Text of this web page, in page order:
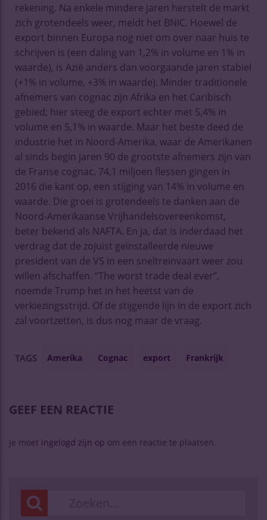
rekening. Na enkele mindere jaren herstelt de markt
zich grotendeels weer, meldt het BNIC. Hoewel de
export binnen Europa nog niet om over naar huis te
schrijven is (een daling van 1,2% in volume en 1% in
waarde), is Azië anders dan voorgaande jaren stabiel
(+1% in volume, +3% in waarde). Minder traditionele
afnemers van cognac zijn Afrika en het Caribisch
gebied; hier steeg de export echter met 5,4% in
volume en 5,1% in waarde. Maar het beste deed de
industrie het in Noord-Amerika, waar de Amerikanen
al sinds begin jaren 90 de grootste afnemers zijn van
de Franse cognac. 74,1 miljoen flessen gingen in
2016 die kant op, een stijging van 14% in volume en
waarde. Die groei is grotendeels te danken aan de
Noord-Amerikaanse Vrijhandelsovereenkomst,
beter bekend als NAFTA. En ja, dat is inderdaad het
verdrag dat de zojuist geïnstalleerde nieuwe
president van de VS in een sneltreinvaart weer zou
willen afschaffen. “The worst trade deal ever”,
noemde Trump het in het heetst van de
verkiezingsstrijd. Of de stijgende lijn in de export zich
zal voortzetten, is dus nog maar de vraag.
TAGS Amerika Cognac export Frankrijk
GEEF EEN REACTIE
Je moet ingelogd zijn op om een reactie te plaatsen.